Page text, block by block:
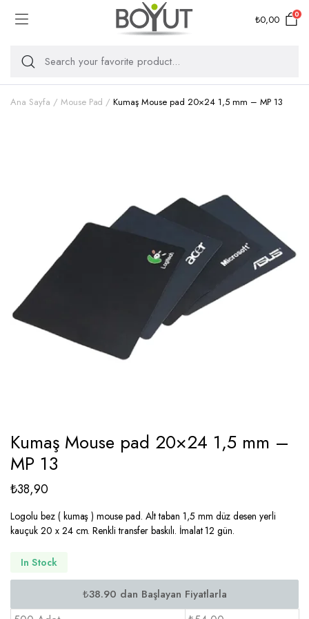
₺0,00 0
Ana Sayfa Mouse Pad Kumaş Mouse pad 20×24 1,5 mm – MP 13
Kumaş Mouse pad 20×24 1,5 mm –
MP 13
₺38,90
Logolu bez ( kumaş ) mouse pad. Alt taban 1,5 mm düz desen yerli
kauçuk 20 x 24 cm. Renkli transfer baskılı. İmalat 12 gün.
In Stock